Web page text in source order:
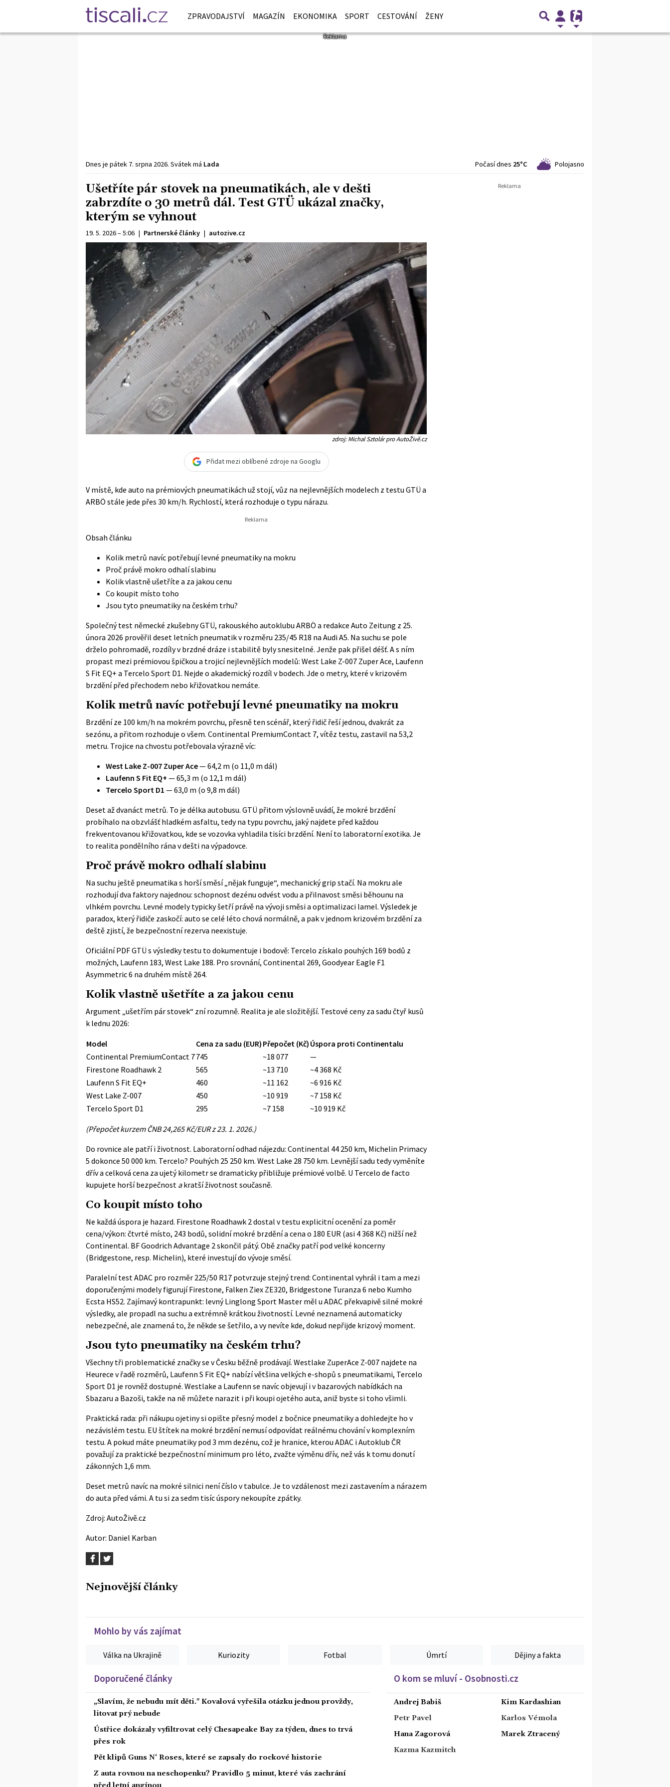
ZPRAVODAJSTVÍ MAGAZÍN EKONOMIKA SPORT CESTOVÁNÍ ŽENY
Dnes je pátek 7. srpna 2026. Svátek má Lada Počasí dnes 25°C Polojasno
Ušetříte pár stovek na pneumatikách, ale v dešti
zabrzdíte o 30 metrů dál. Test GTÜ ukázal značky,
kterým se vyhnout
19. 5. 2026 – 5:06 | Partnerské články | autozive.cz
zdroj: Michal Sztolár pro AutoŽivě.cz
Přidat mezi oblíbené zdroje na Googlu
V místě, kde auto na prémiových pneumatikách už stojí, vůz na nejlevnějších modelech z testu GTÜ a
ARBÖ stále jede přes 30 km/h. Rychlostí, která rozhoduje o typu nárazu.
Obsah článku
Kolik metrů navíc potřebují levné pneumatiky na mokru
Proč právě mokro odhalí slabinu
Kolik vlastně ušetříte a za jakou cenu
Co koupit místo toho
Jsou tyto pneumatiky na českém trhu?
Společný test německé zkušebny GTÜ, rakouského autoklubu ARBÖ a redakce Auto Zeitung z 25.
února 2026 prověřil deset letních pneumatik v rozměru 235/45 R18 na Audi A5. Na suchu se pole
drželo pohromadě, rozdíly v brzdné dráze i stabilitě byly snesitelné. Jenže pak přišel déšť. A s ním
propast mezi prémiovou špičkou a trojicí nejlevnějších modelů: West Lake Z-007 Zuper Ace, Laufenn
S Fit EQ+ a Tercelo Sport D1. Nejde o akademický rozdíl v bodech. Jde o metry, které v krizovém
brzdění před přechodem nebo křižovatkou nemáte.
Kolik metrů navíc potřebují levné pneumatiky na mokru
Brzdění ze 100 km/h na mokrém povrchu, přesně ten scénář, který řidič řeší jednou, dvakrát za
sezónu, a přitom rozhoduje o všem. Continental PremiumContact 7, vítěz testu, zastavil na 53,2
metru. Trojice na chvostu potřebovala výrazně víc:
West Lake Z-007 Zuper Ace— 64,2 m (o 11,0 m dál)
Laufenn S Fit EQ+ — 65,3 m (o 12,1 m dál)
Tercelo Sport D1 — 63,0 m (o 9,8 m dál)
Deset až dvanáct metrů. To je délka autobusu. GTÜ přitom výslovně uvádí, že mokré brzdění
probíhalo na obzvlášť hladkém asfaltu, tedy na typu povrchu, jaký najdete před každou
frekventovanou křižovatkou, kde se vozovka vyhladila tisíci brzdění. Není to laboratorní exotika. Je
to realita pondělního rána v dešti na výpadovce.
Proč právě mokro odhalí slabinu
Na suchu ještě pneumatika s horší směsí „nějak funguje“, mechanický grip stačí. Na mokru ale
rozhodují dva faktory najednou: schopnost dezénu odvést vodu a přilnavost směsi běhounu na
vlhkém povrchu. Levné modely typicky šetří právě na vývoji směsi a optimalizaci lamel. Výsledek je
paradox, který řidiče zaskočí: auto se celé léto chová normálně, a pak v jednom krizovém brzdění za
deště zjistí, že bezpečnostní rezerva neexistuje.
Oficiální PDF GTÜ s výsledky testu to dokumentuje i bodově: Tercelo získalo pouhých 169 bodů z
možných, Laufenn 183, West Lake 188. Pro srovnání, Continental 269, Goodyear Eagle F1
Asymmetric 6 na druhém místě 264.
Kolik vlastně ušetříte a za jakou cenu
Argument „ušetřím pár stovek“ zní rozumně. Realita je ale složitější. Testové ceny za sadu čtyř kusů
k lednu 2026:
Model Cena za sadu (EUR) Přepočet (Kč) Úspora proti Continentalu
Continental PremiumContact 7745 ~18 077
—
Firestone Roadhawk 2
565 ~13 710
~4 368 Kč
Laufenn S Fit EQ+
460 ~11 162
~6 916 Kč
West Lake Z-007
450 ~10 919
~7 158 Kč
Tercelo Sport D1
295 ~7 158 ~10 919 Kč
(Přepočet kurzem ČNB 24,265 Kč/EUR z 23. 1. 2026.)
Do rovnice ale patří i životnost. Laboratorní odhad nájezdu: Continental 44 250 km, Michelin Primacy
5 dokonce 50 000 km. Tercelo? Pouhých 25 250 km. West Lake 28 750 km. Levnější sadu tedy vyměníte
dřív a celková cena za ujetý kilometr se dramaticky přibližuje prémiové volbě. U Tercelo de facto
kupujete horší bezpečnost akratší životnost současně.
Co koupit místo toho
Ne každá úspora je hazard. Firestone Roadhawk 2 dostal v testu explicitní ocenění za poměr
cena/výkon: čtvrté místo, 243 bodů, solidní mokré brzdění a cena o 180 EUR (asi 4 368 Kč) nižší než
Continental. BF Goodrich Advantage 2 skončil pátý. Obě značky patří pod velké koncerny
(Bridgestone, resp. Michelin), které investují do vývoje směsí.
Paralelnítest ADAC pro rozměr 225/50 R17 potvrzuje stejný trend: Continental vyhrál i tam a mezi
doporučenými modely figurují Firestone, Falken Ziex ZE320, Bridgestone Turanza 6 nebo Kumho
Ecsta HS52. Zajímavý kontrapunkt: levný Linglong Sport Master měl u ADAC překvapivě silné mokré
výsledky, ale propadl na suchu a extrémně krátkou životností. Levné neznamená automaticky
nebezpečné, ale znamená to, že někde se šetřilo, a vy nevíte kde, dokud nepřijde krizový moment.
Jsou tyto pneumatiky na českém trhu?
Všechny tři problematické značky se v Česku běžně prodávají. Westlake ZuperAce Z-007 najdete na
Heurece v řadě rozměrů, Laufenn S Fit EQ+ nabízí většina velkých e-shopů s pneumatikami, Tercelo
Sport D1 je rovněž dostupné. Westlake a Laufenn se navíc objevují i v bazarových nabídkách na
Sbazaru a Bazoši, takže na ně můžete narazit i při koupi ojetého auta, aniž byste si toho všimli.
Praktická rada: při nákupu ojetiny si opište přesný model z bočnice pneumatiky a dohledejte ho v
nezávislém testu. EU štítek na mokré brzdění nemusí odpovídat reálnému chování v komplexním
testu. A pokud máte pneumatiky pod 3 mm dezénu, což je hranice, kterou ADAC iAutoklub ČR
považují za praktické bezpečnostní minimum pro léto, zvažte výměnu dřív, než vás k tomu donutí
zákonných 1,6 mm.
Deset metrů navíc na mokré silnici není číslo v tabulce. Je to vzdálenost mezi zastavením a nárazem
do auta před vámi. A tu si za sedm tisíc úspory nekoupíte zpátky.
Zdroj: AutoŽivě.cz
Autor: Daniel Karban
Nejnovější články
Mohlo by vás zajímat
Válka na Ukrajině Kuriozity Fotbal Úmrtí Dějiny a fakta
Doporučené články
„Slavím, že nebudu mít děti." Kovalová vyřešila otázku jednou provždy,
litovat prý nebude
Ústřice dokázaly vyfiltrovat celý Chesapeake Bay za týden, dnes to trvá
přes rok
Pět klipů Guns N‘ Roses, které se zapsaly do rockové historie
Z auta rovnou na neschopenku? Pravidlo 5 minut, které vás zachrání
O kom se mluví - Osobnosti.cz
Andrej Babiš
Petr Pavel
Hana Zagorová
Kazma Kazmitch
Kim Kardashian
Karlos Vémola
Marek Ztracený